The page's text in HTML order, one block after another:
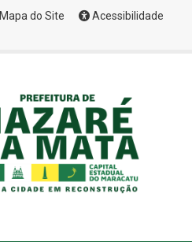
Mapa do Site
Acessibilidade